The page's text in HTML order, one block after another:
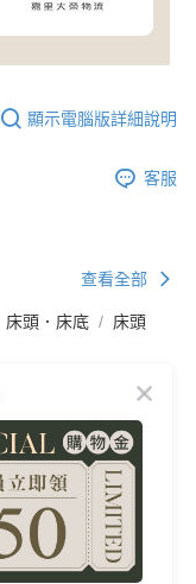
顯示電腦版詳細說明
客服
查看全部
床頭．床底
床頭